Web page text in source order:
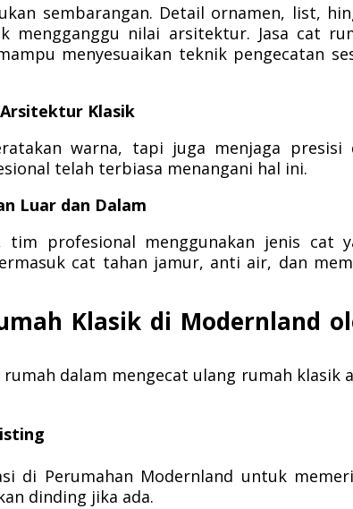
sembarangan. Detail ornamen, list,
mengganggu nilai arsitektur. Jasa cat
menyesuaikan teknik pengecatan
Klasik
warna, tapi juga menjaga presisi
telah terbiasa menangani hal ini.
Luar dan Dalam
tim profesional menggunakan jenis cat
cat tahan jamur, anti air, dan
Klasik di Modernland
dalam mengecat ulang rumah klasik
di Perumahan Modernland untuk
dinding jika ada.